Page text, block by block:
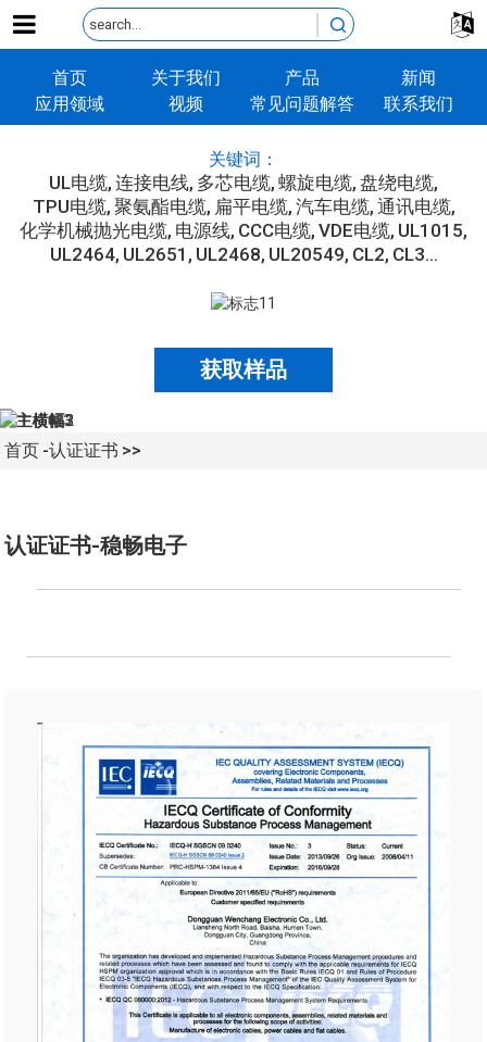
首页 关于我们 产品
新闻
应用领域
视频 常见问题解答 联系我们
关键词：
UL电缆 连接电线 多芯电缆 螺旋电缆 盘绕电缆
TPU电缆 聚氨酯电缆 扁平电缆 汽车电缆 通讯电缆
化学机械抛光电缆 电源线 CCC电缆 VDE电缆 UL1015
UL2464 UL2651 UL2468 UL20549 CL2 CL3...
获取样品
首页 认证证书
认证证书-稳畅电子